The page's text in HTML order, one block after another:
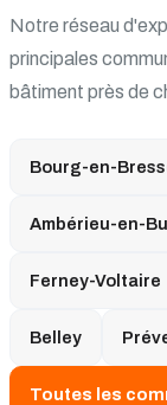
Notre réseau
principales
bâtiment près de
Bourg-en-
Ambérieu-en-
Ferney-Voltaire
Belley
Toutes les